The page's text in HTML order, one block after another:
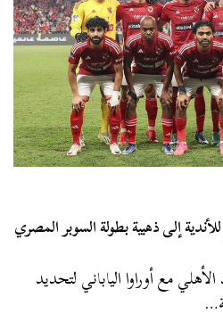
إلى ذهبية بطولة السوبر المصري
الأهلي مع أوراوا الياباني لتحديد